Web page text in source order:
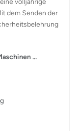
dem Senden der
...